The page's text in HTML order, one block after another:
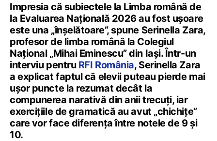
Impresia că subiectele la Limba română de
la Evaluarea Națională 2026 au fost ușoare
este una „înșelătoare”, spune Serinella Zara,
profesor de limba română la Colegiul
Național „Mihai Eminescu” din Iași. Într-un
interviu pentru RFI România, Serinella Zara
a explicat faptul că elevii puteau pierde mai
ușor puncte la rezumat decât la
compunerea narativă din anii trecuți, iar
exercițiile de gramatică au avut „chichițe”
care vor face diferența între notele de 9 și
10.